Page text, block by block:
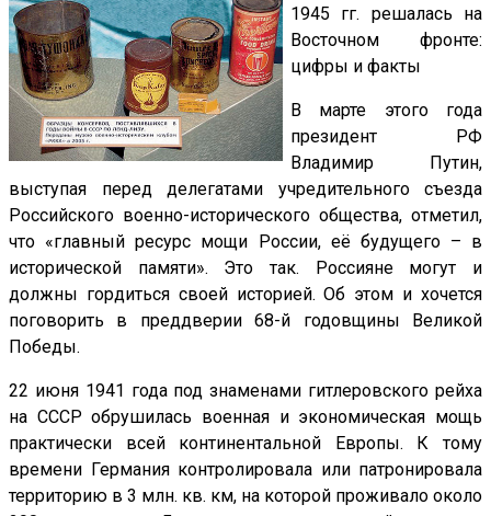
1945 гг. решалась на
Восточном фронте:
цифры и факты
В марте этого года
президент РФ
Владимир Путин,
выступая перед делегатами учредительного съезда
Российского военно-исторического общества, отметил,
что «главный ресурс мощи России, её будущего – в
исторической памяти». Это так. Россияне могут и
должны гордиться своей историей. Об этом и хочется
поговорить в преддверии 68-й годовщины Великой
Победы.
22 июня 1941 года под знаменами гитлеровского рейха
на СССР обрушилась военная и экономическая мощь
практически всей континентальной Европы. К тому
времени Германия контролировала или патронировала
территорию в 3 млн. кв. км, на которой проживало около